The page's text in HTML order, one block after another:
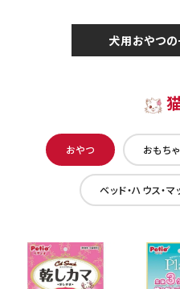
犬用おやつ
おやつ おもちゃ
ベッド・ハウス・マ